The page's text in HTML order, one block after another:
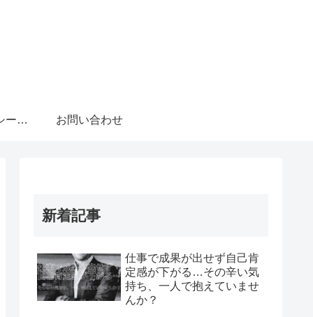
プライバシーポリシー・免責事項 お問い合わせ
新着記事
仕事で成果が出せず自己肯
定感が下がる…その辛い気
持ち、一人で抱えていませ
んか？